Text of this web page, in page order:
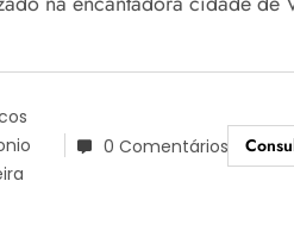
0 Comentários